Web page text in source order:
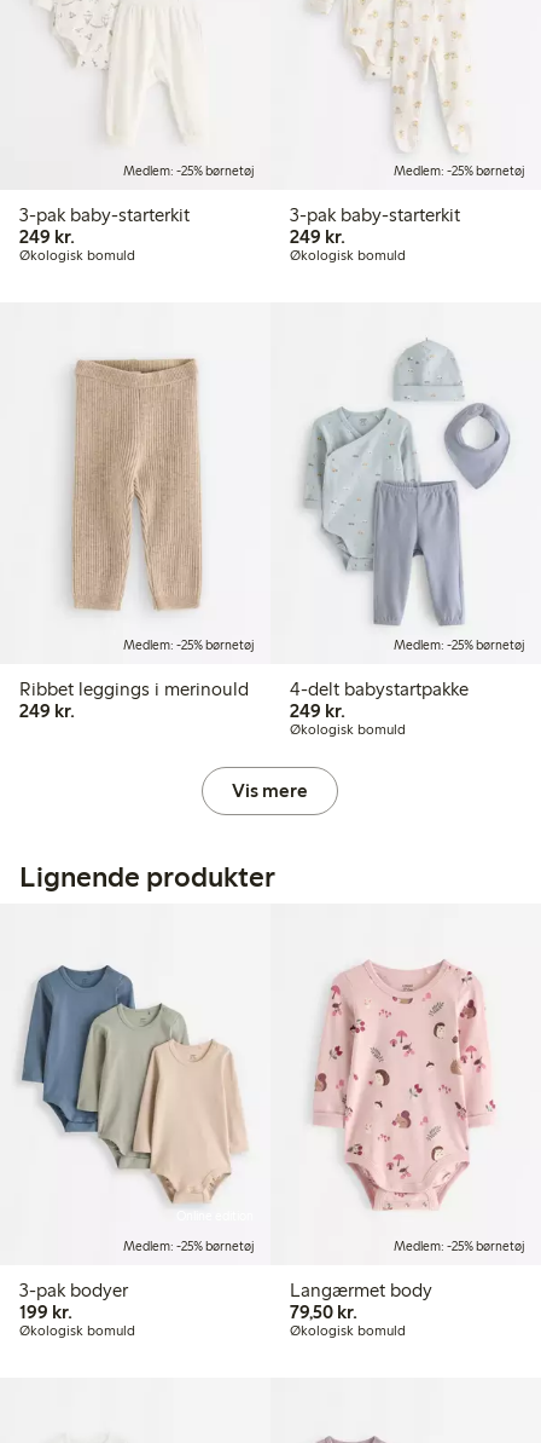
Medlem: -25% børnetøj
3-pak baby-starterkit
249 kr.
Økologisk bomuld
Medlem: -25% børnetøj
3-pak baby-starterkit
249 kr.249,00 kr.
Økologisk bomuld
Medlem: -25% børnetøj
Ribbet leggings i merinould
249 kr.
Medlem: -25% børnetøj
4-delt babystartpakke
249 kr.
Økologisk bomuld
Vis mere
Lignende produkter
Medlem: -25% børnetøj
3-pak bodyer
199 kr.
Økologisk bomuld
Medlem: -25% børnetøj
Langærmet body
79,50 kr.79,50 kr.
Økologisk bomuld